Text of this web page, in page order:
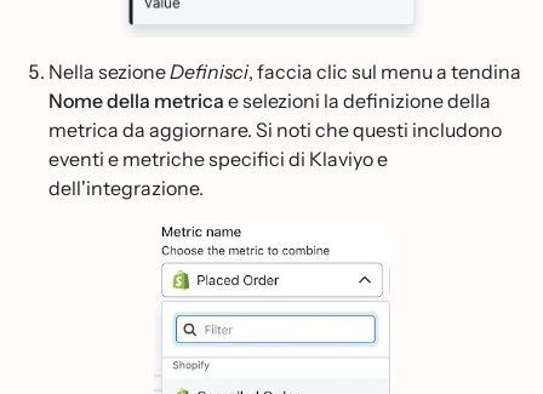
Nella sezioneDefinisci, faccia clic sul menu a tendina
Nome della metrica e selezioni la definizione della
metrica da aggiornare. Si noti che questi includono
eventi e metriche specifici di Klaviyo e
dell'integrazione.